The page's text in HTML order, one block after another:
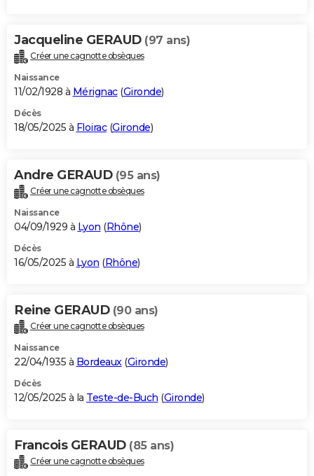
Jacqueline GERAUD (97 ans)
Créer une cagnotte obsèques
Naissance
11/02/1928 à Mérignac(Gironde)
Décès
18/05/2025 à Floirac(Gironde)
Andre GERAUD (95 ans)
Créer une cagnotte obsèques
Naissance
04/09/1929 à Lyon (Rhône)
Décès
16/05/2025 à Lyon (Rhône)
Reine GERAUD (90 ans)
Créer une cagnotte obsèques
Naissance
22/04/1935 à Bordeaux(Gironde)
Décès
12/05/2025 à la Teste-de-Buch (Gironde)
Francois GERAUD (85 ans)
Créer une cagnotte obsèques